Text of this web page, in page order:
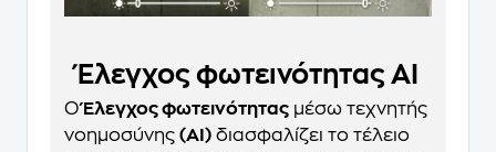
Έλεγχος φωτεινότητας AI
ΟΈλεγχος φωτεινότητας μέσω τεχνητής
νοημοσύνης (AI) διασφαλίζει το τέλειο